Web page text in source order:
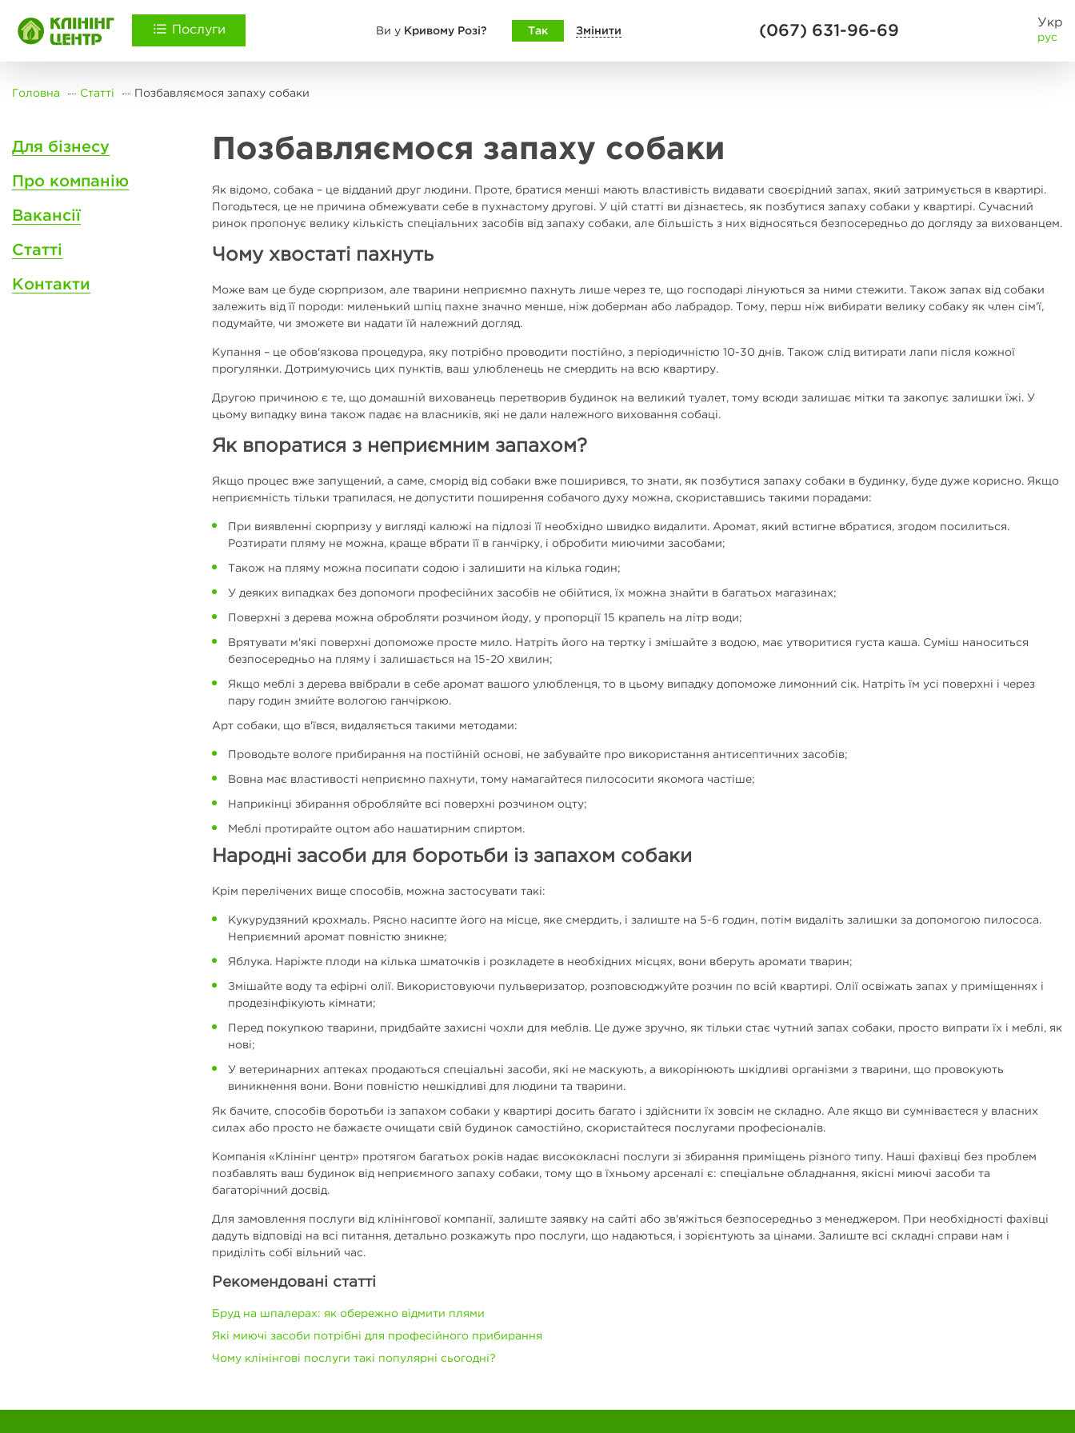
Послуги Ви уКривому Розі? Так Змінити (067) 631-96-69 Укр
рус
Головна Статті Позбавляємося запаху собаки
Для бізнесу
Про компанію
Вакансії
Статті
Контакти
Позбавляємося запаху собаки
Як відомо, собака – це відданий друг людини. Проте, братися менші мають властивість видавати своєрідний запах, який затримується в квартирі.
Погодьтеся, це не причина обмежувати себе в пухнастому другові. У цій статті ви дізнаєтесь, як позбутися запаху собаки у квартирі. Сучасний
ринок пропонує велику кількість спеціальних засобів від запаху собаки, але більшість з них відносяться безпосередньо до догляду за вихованцем.
Чому хвостаті пахнуть
Може вам це буде сюрпризом, але тварини неприємно пахнуть лише через те, що господарі лінуються за ними стежити. Також запах від собаки
залежить від її породи: миленький шпіц пахне значно менше, ніж доберман або лабрадор. Тому, перш ніж вибирати велику собаку як член сім'ї,
подумайте, чи зможете ви надати їй належний догляд.
Купання – це обов'язкова процедура, яку потрібно проводити постійно, з періодичністю 10-30 днів. Також слід витирати лапи після кожної
прогулянки. Дотримуючись цих пунктів, ваш улюбленець не смердить на всю квартиру.
Другою причиною є те, що домашній вихованець перетворив будинок на великий туалет, тому всюди залишає мітки та закопує залишки їжі. У
цьому випадку вина також падає на власників, які не дали належного виховання собаці.
Як впоратися з неприємним запахом?
Якщо процес вже запущений, а саме, сморід від собаки вже поширився, то знати, як позбутися запаху собаки в будинку, буде дуже корисно. Якщо
неприємність тільки трапилася, не допустити поширення собачого духу можна, скориставшись такими порадами:
При виявленні сюрпризу у вигляді калюжі на підлозі її необхідно швидко видалити. Аромат, який встигне вбратися, згодом посилиться.
Розтирати пляму не можна, краще вбрати її в ганчірку, і обробити миючими засобами;
Також на пляму можна посипати содою і залишити на кілька годин;
У деяких випадках без допомоги професійних засобів не обійтися, їх можна знайти в багатьох магазинах;
Поверхні з дерева можна обробляти розчином йоду, у пропорції 15 крапель на літр води;
Врятувати м'які поверхні допоможе просте мило. Натріть його на тертку і змішайте з водою, має утворитися густа каша. Суміш наноситься
безпосередньо на пляму і залишається на 15-20 хвилин;
Якщо меблі з дерева ввібрали в себе аромат вашого улюбленця, то в цьому випадку допоможе лимонний сік. Натріть їм усі поверхні і через
пару годин змийте вологою ганчіркою.
Арт собаки, що в'ївся, видаляється такими методами:
Проводьте вологе прибирання на постійній основі, не забувайте про використання антисептичних засобів;
Вовна має властивості неприємно пахнути, тому намагайтеся пилососити якомога частіше;
Наприкінці збирання обробляйте всі поверхні розчином оцту;
Меблі протирайте оцтом або нашатирним спиртом.
Народні засоби для боротьби із запахом собаки
Крім перелічених вище способів, можна застосувати такі:
Кукурудзяний крохмаль. Рясно насипте його на місце, яке смердить, і залиште на 5-6 годин, потім видаліть залишки за допомогою пилососа.
Неприємний аромат повністю зникне;
Яблука. Наріжте плоди на кілька шматочків і розкладете в необхідних місцях, вони вберуть аромати тварин;
Змішайте воду та ефірні олії. Використовуючи пульверизатор, розповсюджуйте розчин по всій квартирі. Олії освіжать запах у приміщеннях і
продезінфікують кімнати;
Перед покупкою тварини, придбайте захисні чохли для меблів. Це дуже зручно, як тільки стає чутний запах собаки, просто випрати їх і меблі, як
нові;
У ветеринарних аптеках продаються спеціальні засоби, які не маскують, а викорінюють шкідливі організми з тварини, що провокують
виникнення вони. Вони повністю нешкідливі для людини та тварини.
Як бачите, способів боротьби із запахом собаки у квартирі досить багато і здійснити їх зовсім не складно. Але якщо ви сумніваєтеся у власних
силах або просто не бажаєте очищати свій будинок самостійно, скористайтеся послугами професіоналів.
Компанія «Клінінг центр» протягом багатьох років надає висококласні послуги зі збирання приміщень різного типу. Наші фахівці без проблем
позбавлять ваш будинок від неприємного запаху собаки, тому що в їхньому арсеналі є: спеціальне обладнання, якісні миючі засоби та
багаторічний досвід.
Для замовлення послуги від клінінгової компанії, залиште заявку на сайті або зв'яжіться безпосередньо з менеджером. При необхідності фахівці
дадуть відповіді на всі питання, детально розкажуть про послуги, що надаються, і зорієнтують за цінами. Залиште всі складні справи нам і
приділіть собі вільний час.
Рекомендовані статті
Бруд на шпалерах: як обережно відмити плями
Які миючі засоби потрібні для професійного прибирання
Чому клінінгові послуги такі популярні сьогодні?